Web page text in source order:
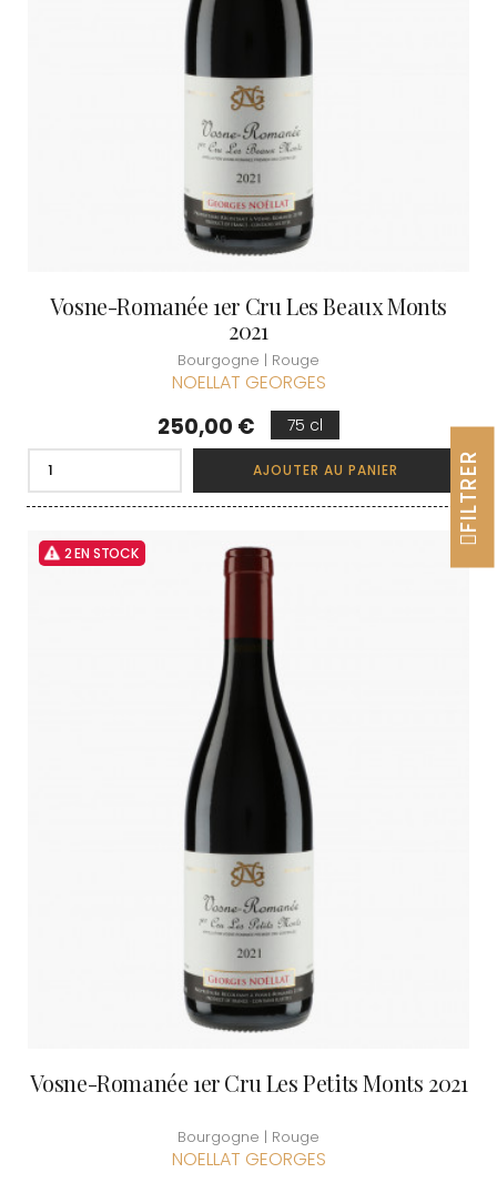
Vosne-Romanée 1er Cru Les Beaux Monts
2021
Bourgogne | Rouge
NOELLAT GEORGES
Prix
250,00 € 75 cl
AJOUTER AU PANIER
2 EN STOCK
Vosne-Romanée 1er Cru Les Petits Monts 2021
Bourgogne | Rouge
NOELLAT GEORGES
FILTRER